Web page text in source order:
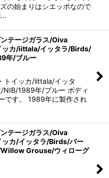
の始まりはシエッポなので
テージガラス/Oiva
ッカ/iittala/イッタラ/Birds/
年/ブルー
トイッカ/iittala/イッタ
1989年/ブルー ボディ
です。 1989年に製作され
テージガラス/Oiva
カ/イッタラ/Birds/バー
Willow Grouse/ウィローグ